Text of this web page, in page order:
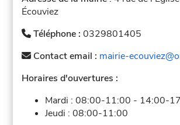
Écouviez
Téléphone :0329801405
Contact email : mairie-
Horaires d'ouvertures :
Mardi :08:00-11:00 - 14:00-
Jeudi :08:00-11:00